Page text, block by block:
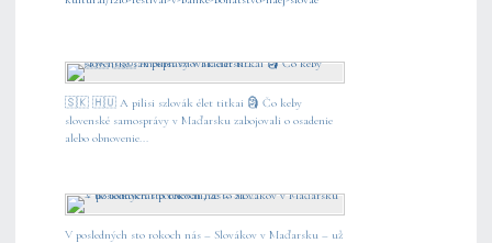
🇸🇰 🇭🇺 A pilisi szlovák élet titkai 🗿 Čo keby
slovenské samosprávy v Maďarsku zabojovali o osadenie
alebo obnovenie...
V posledných sto rokoch nás – Slovákov v Maďarsku – už